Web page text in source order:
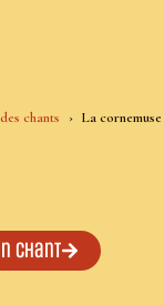
chants La cornemuse
chant